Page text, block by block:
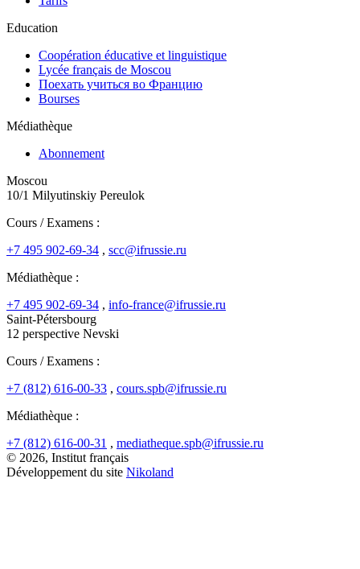
Education
Coopération éducative et linguistique
Lycée français de Moscou
Поехать учиться во Францию
Bourses
Médiathèque
Abonnement
Moscou
10/1 Milyutinskiy Pereulok
Cours / Examens :
+7 495 902-69-34 , scc@ifrussie.ru
Médiathèque :
+7 495 902-69-34 , info-france@ifrussie.ru
Saint-Pétersbourg
12 perspective Nevski
Cours / Examens :
+7 (812) 616-00-33 , cours.spb@ifrussie.ru
Médiathèque :
+7 (812) 616-00-31 , mediatheque.spb@ifrussie.ru
© 2026, Institut français
Développement du site Nikoland